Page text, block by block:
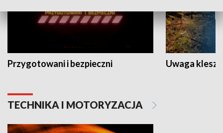
Przygotowani i bezpieczni Uwaga
TECHNIKA I MOTORYZACJA